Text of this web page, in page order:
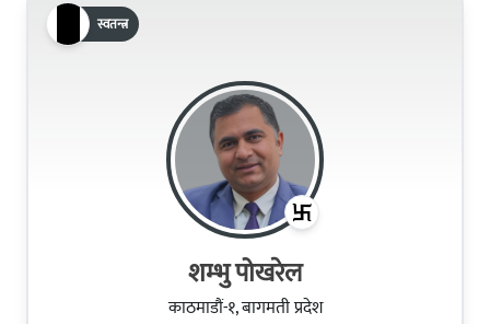
स्वतन्त्र
शम्भु पोखरेल
काठमाडौं-१, बागमती प्रदेश